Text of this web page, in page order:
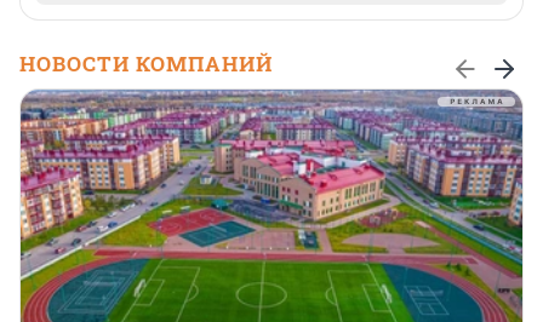
НОВОСТИ КОМПАНИЙ